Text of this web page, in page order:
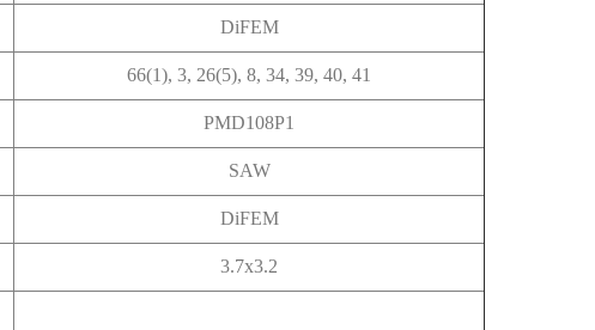
DiFEM
66(1), 3, 26(5), 8, 34, 39, 40, 41
PMD108P1
SAW
DiFEM
3.7x3.2